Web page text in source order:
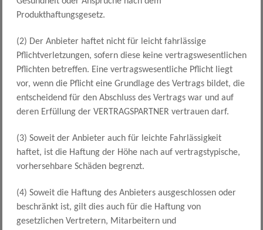
Produkthaftungsgesetz.
(2) Der Anbieter haftet nicht für leicht fahrlässige
Pflichtverletzungen, sofern diese keine vertragswesentlichen
Pflichten betreffen. Eine vertragswesentliche Pflicht liegt
vor, wenn die Pflicht eine Grundlage des Vertrags bildet, die
entscheidend für den Abschluss des Vertrags war und auf
deren Erfüllung der VERTRAGSPARTNER vertrauen darf.
(3) Soweit der Anbieter auch für leichte Fahrlässigkeit
haftet, ist die Haftung der Höhe nach auf vertragstypische,
vorhersehbare Schäden begrenzt.
(4) Soweit die Haftung des Anbieters ausgeschlossen oder
beschränkt ist, gilt dies auch für die Haftung von
gesetzlichen Vertretern, Mitarbeitern und